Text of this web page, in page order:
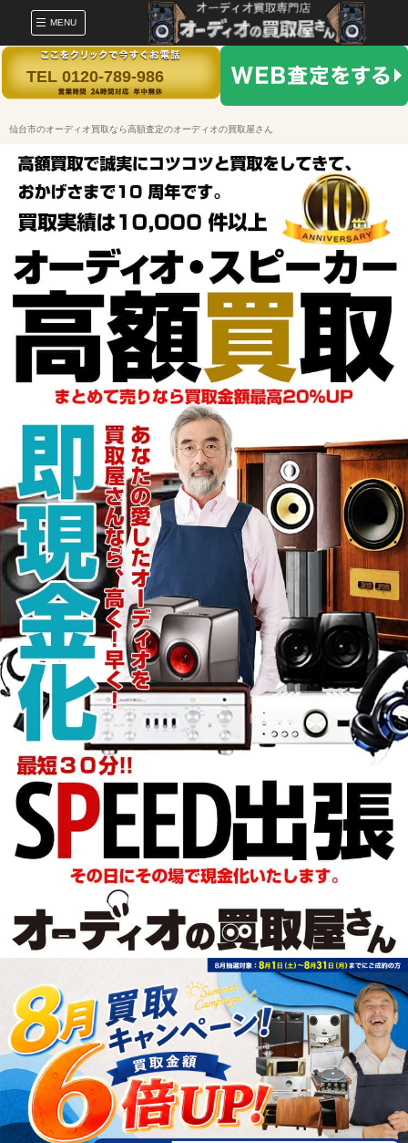
MENU
TEL 0120-789-986
仙台市のオーディオ買取なら高額査定のオーディオの買取屋さん